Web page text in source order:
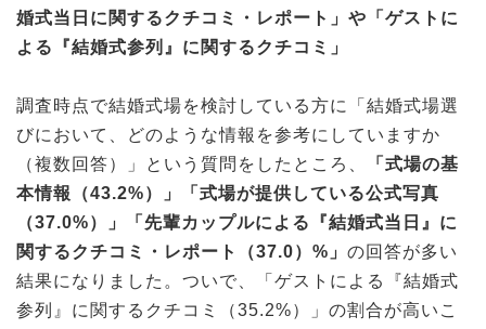
婚式当日に関するクチコミ・レポート」や「ゲストに
よる『結婚式参列』に関するクチコミ」
調査時点で結婚式場を検討している方に「結婚式場選
びにおいて、どのような情報を参考にしていますか
（複数回答）」という質問をしたところ、
「式場の基
本情報（43.2%）」「式場が提供している公式写真
（37.0%）」「先輩カップルによる『結婚式当日』に
関するクチコミ・レポート（37.0）%」 の回答が多い
結果になりました。ついで、「ゲストによる『結婚式
参列』に関するクチコミ（35.2%）」の割合が高いこ